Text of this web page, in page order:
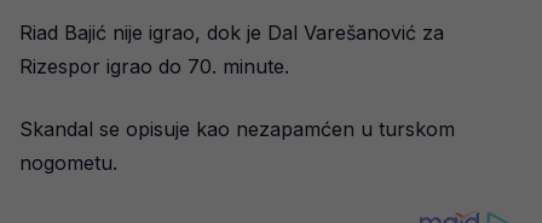
Riad Bajić nije igrao, dok je Dal Varešanović za
Rizespor igrao do 70. minute.
Skandal se opisuje kao nezapamćen u turskom
nogometu.